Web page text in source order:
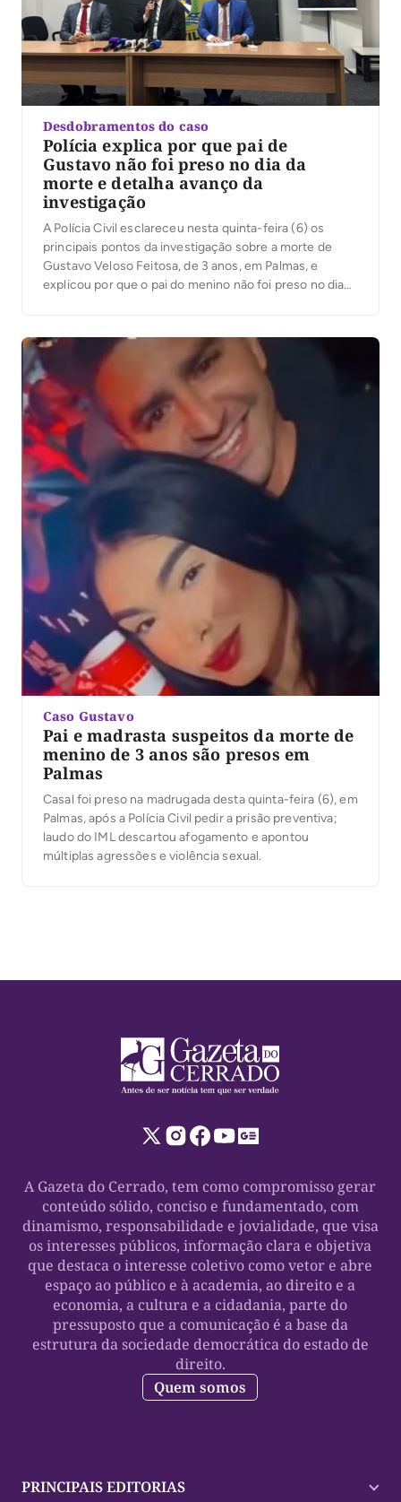
Desdobramentos do caso
Polícia explica por que pai de
Gustavo não foi preso no dia da
morte e detalha avanço da
investigação
A Polícia Civil esclareceu nesta quinta-feira (6) os
principais pontos da investigação sobre a morte de
Gustavo Veloso Feitosa, de 3 anos, em Palmas, e
explicou por que o pai do menino não foi preso no dia
Proteção à Pessoa […]
Caso Gustavo
Pai e madrasta suspeitos da morte de
menino de 3 anos são presos em
Palmas
Casal foi preso na madrugada desta quinta-feira (6), em
Palmas, após a Polícia Civil pedir a prisão preventiva;
laudo do IML descartou afogamento e apontou
múltiplas agressões e violência sexual.
A Gazeta do Cerrado, tem como compromisso gerar
conteúdo sólido, conciso e fundamentado, com
dinamismo, responsabilidade e jovialidade, que visa
os interesses públicos, informação clara e objetiva
que destaca o interesse coletivo como vetor e abre
espaço ao público e à academia, ao direito e a
economia, a cultura e a cidadania, parte do
pressuposto que a comunicação é a base da
estrutura da sociedade democrática do estado de
direito.
Quem somos
PRINCIPAIS EDITORIAS